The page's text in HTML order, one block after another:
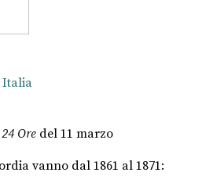
Italia
Ore del 11 marzo
vanno dal 1861 al 1871: